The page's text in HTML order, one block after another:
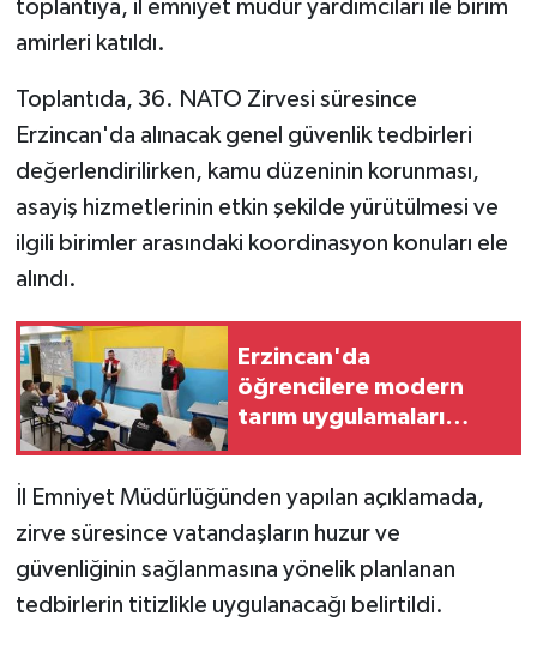
toplantıya, il emniyet müdür yardımcıları ile birim
amirleri katıldı.
Toplantıda, 36. NATO Zirvesi süresince
Erzincan'da alınacak genel güvenlik tedbirleri
değerlendirilirken, kamu düzeninin korunması,
asayiş hizmetlerinin etkin şekilde yürütülmesi ve
ilgili birimler arasındaki koordinasyon konuları ele
alındı.
Erzincan'da
öğrencilere modern
tarım uygulamaları
İl Emniyet Müdürlüğünden yapılan açıklamada,
zirve süresince vatandaşların huzur ve
güvenliğinin sağlanmasına yönelik planlanan
tedbirlerin titizlikle uygulanacağı belirtildi.
İNSAN
Jandarma
Kadın
MAGAZİN
Otomobil
POLİTİKA
Sağlık
SİYASET